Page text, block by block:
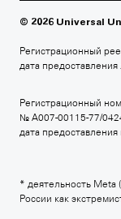
МОСКОВСКАЯ
© 2026 Universal
Регистрационный
дата
Регистрационный
№ А007-00115-77/
дата
* деятельность Meta
России как